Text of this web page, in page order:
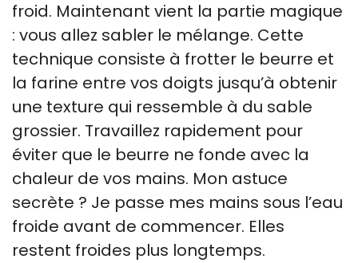
froid. Maintenant vient la partie magique
: vous allez sabler le mélange. Cette
technique consiste à frotter le beurre et
la farine entre vos doigts jusqu’à obtenir
une texture qui ressemble à du sable
grossier. Travaillez rapidement pour
éviter que le beurre ne fonde avec la
chaleur de vos mains. Mon astuce
secrète ? Je passe mes mains sous l’eau
froide avant de commencer. Elles
restent froides plus longtemps.